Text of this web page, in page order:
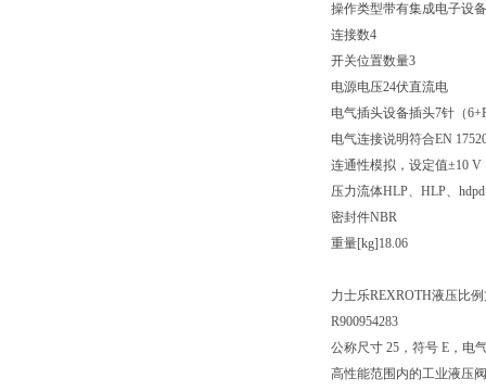
操作类型带有集成电子设
连接数4
开关位置数量3
电源电压24伏直流电
电气插头设备插头7针（
电气连接说明符合EN
连通性模拟，设定值±10 V
压力流体HLP、HLP、
密封件NBR
重量[kg]18.06
力士乐REXROTH液压比
R900954283
公称尺寸 25，符号 E，电
高性能范围内的工业液压